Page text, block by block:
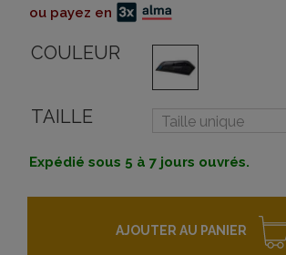
ou payez en
COULEUR
TAILLE
Expédié sous 5 à 7 jours ouvrés.
AJOUTER AU PANIER